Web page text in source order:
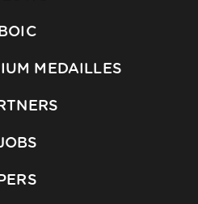
MEDAILLES